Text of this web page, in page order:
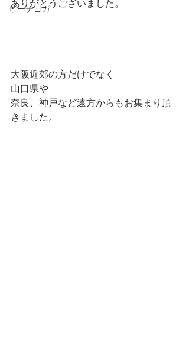
ビーチヨガ
ありがとうございました。
大阪近郊の方だけでなく
山口県や
奈良、神戸など遠方からもお集まり頂
きました。